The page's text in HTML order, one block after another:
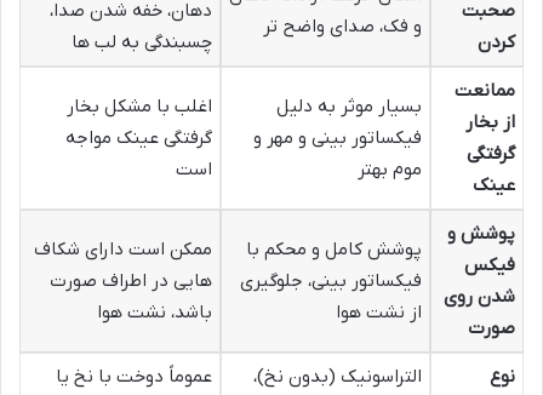
صحبت
کردن
و فک، صدای واضح تر
دهان، خفه شدن صدا،
چسبندگی به لب ها
ممانعت
از بخار
گرفتگی
عینک
بسیار موثر به دلیل
فیکساتور بینی و مهر و
موم بهتر
اغلب با مشکل بخار
گرفتگی عینک مواجه
است
پوشش و
فیکس
شدن روی
صورت
پوشش کامل و محکم با
فیکساتور بینی، جلوگیری
از نشت هوا
ممکن است دارای شکاف
هایی در اطراف صورت
باشد، نشت هوا
نوع
التراسونیک (بدون نخ)،
عموماً دوخت با نخ یا